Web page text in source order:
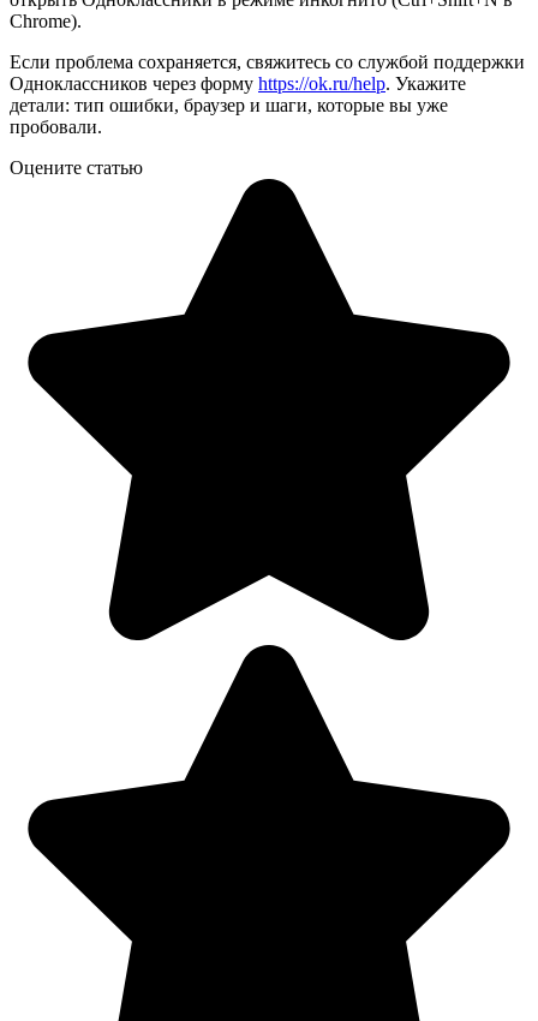
Chrome).
Если проблема сохраняется, свяжитесь со службой поддержки
Одноклассников через форму https://ok.ru/help. Укажите
детали: тип ошибки, браузер и шаги, которые вы уже
пробовали.
Оцените статью